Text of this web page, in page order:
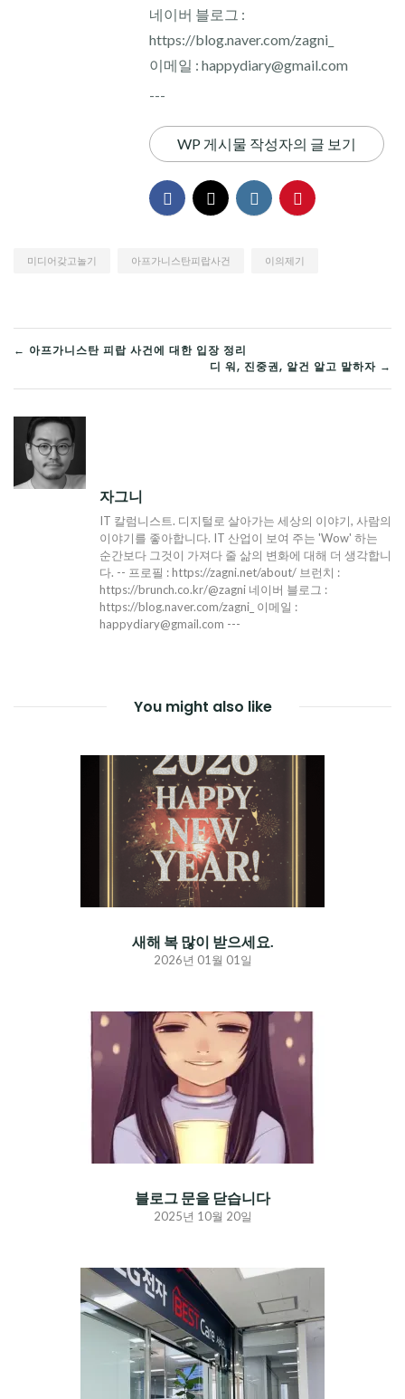
네이버 블로그 :
https://blog.naver.com/zagni_
이메일 : happydiary@gmail.com
---
WP 게시물 작성자의 글 보기
미디어갖고놀기 아프가니스탄피랍사건 이의제기
글
탐
색
← 아프가니스탄 피랍 사건에 대한 입장 정리
디 워, 진중권, 알건 알고 말하자 →
자그니
IT 칼럼니스트. 디지털로 살아가는 세상의 이야기, 사람의
이야기를 좋아합니다. IT 산업이 보여 주는 'Wow' 하는
순간보다 그것이 가져다 줄 삶의 변화에 대해 더 생각합니
다. -- 프로필 : https://zagni.net/about/ 브런치 :
https://brunch.co.kr/@zagni 네이버 블로그 :
https://blog.naver.com/zagni_ 이메일 :
happydiary@gmail.com ---
You might also like
새해 복 많이 받으세요.
2026년 01월 01일
블로그 문을 닫습니다
2025년 10월 20일